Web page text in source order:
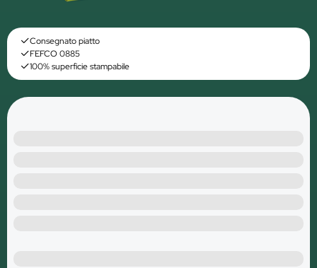
Consegnato piatto
FEFCO 0885
100% superficie stampabile